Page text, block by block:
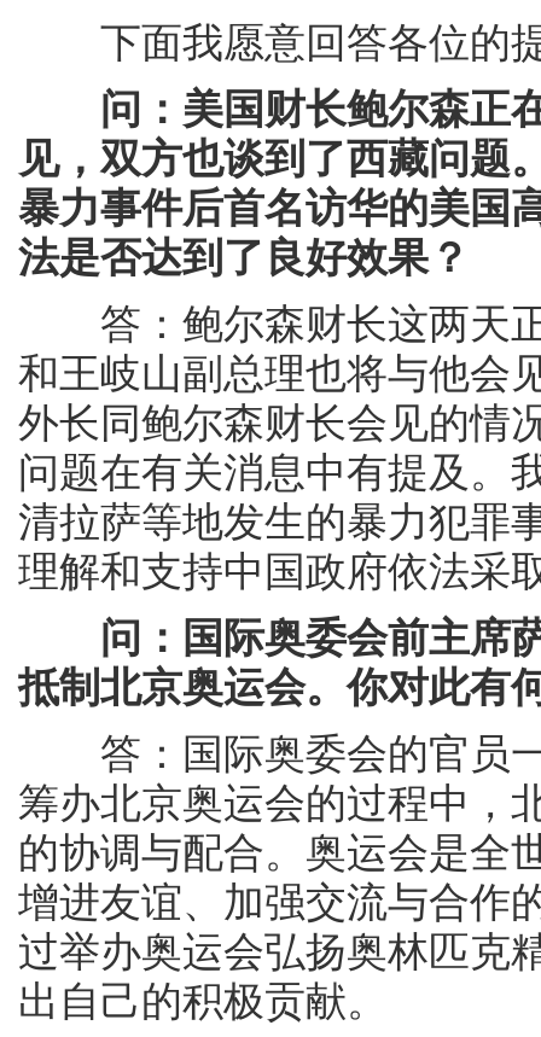
下面我愿意回答各位的
问：美国财长鲍尔森正
见，双方也谈到了西藏问题
暴力事件后首名访华的美国
法是否达到了良好效果？
答：鲍尔森财长这两天正
和王岐山副总理也将与他会
外长同鲍尔森财长会见的情
问题在有关消息中有提及。
清拉萨等地发生的暴力犯罪
理解和支持中国政府依法采
问：国际奥委会前主席
抵制北京奥运会。你对此有
答：国际奥委会的官员一
筹办北京奥运会的过程中，
的协调与配合。奥运会是全
增进友谊、加强交流与合作
过举办奥运会弘扬奥林匹克
出自己的积极贡献。